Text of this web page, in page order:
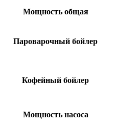
Мощность общая
Пароварочный бойлер
Кофейный бойлер
Мощность насоса